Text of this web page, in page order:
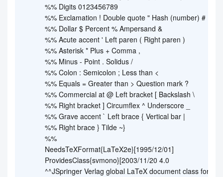
%% Digits 0123456789
%% Exclamation ! Double quote " Hash (number) #
%% Dollar $ Percent % Ampersand &
%% Acute accent ' Left paren ( Right paren )
%% Asterisk * Plus + Comma ,
%% Minus - Point . Solidus /
%% Colon : Semicolon ; Less than <
%% Equals = Greater than > Question mark ?
%% Commercial at @ Left bracket [ Backslash \
%% Right bracket ] Circumflex ^ Underscore _
%% Grave accent ` Left brace { Vertical bar |
%% Right brace } Tilde ~}
%%
NeedsTeXFormat{LaTeX2e}[1995/12/01]
ProvidesClass{svmono}[2003/11/20 4.0
^^JSpringer Verlag global LaTeX document class for